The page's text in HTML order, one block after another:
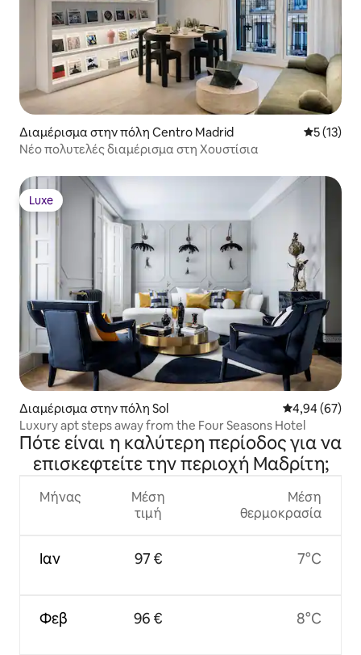
Διαμέρισμα στην πόλη Centro Madrid Μέση
5 (13)
Νέο πολυτελές διαμέρισμα στη Χουστίσια
Luxe
Luxe
Διαμέρισμα στην πόλη Sol Μέση
4,94 (67)
Luxury apt steps away from the Four Seasons Hotel
Πότε είναι η καλύτερη περίοδος για να
επισκεφτείτε την περιοχή Μαδρίτη;
Μήνας
Ιαν
Φεβ
Μέση
τιμή
97 €
96 €
Μέση
θερμοκρασία
7°C
8°C